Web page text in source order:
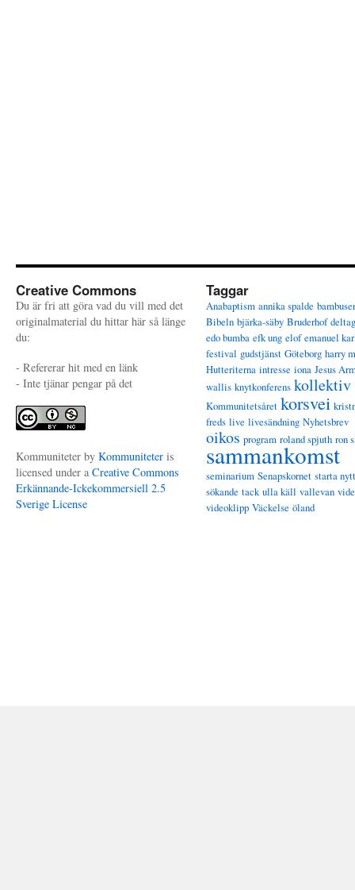
Creative Commons
Du är fri att göra vad du vill med det
originalmaterial du hittar här så länge
du:
- Refererar hit med en länk
- Inte tjänar pengar på det
Kommuniteter by Kommuniteter is
licensed under a Creative Commons
Erkännande-Ickekommersiell 2.5
Sverige License
Taggar
Anabaptism annika spalde bambuser
Bibeln bjärka-säby Bruderhof
edo bumba efk ung elof emanuel
festival gudstjänst Göteborg harry
Hutteriterna intresse iona Jesus
wallis knytkonferens kollektiv
Kommunitetsåret korsvei
freds live livesändning Nyhetsbrev
oikos program roland spjuth ron
sammankomst
seminarium Senapskornet starta nytt
sökande tack ulla käll vallevan
videoklipp Väckelse öland